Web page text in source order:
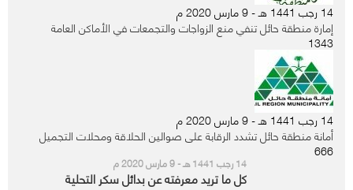
14 رجب 1441 هـ - 9 مارس 2020 م
إمارة منطقة حائل تنفي منع الزواجات والتجمعات في الأماكن العامة
1343
14 رجب 1441 هـ - 9 مارس 2020 م
أمانة منطقة حائل تشدد الرقابة على صوالين الحلاقة ومحلات التجميل
666
14 رجب 1441 هـ - 9 مارس 2020 م
كل ما تريد معرفته عن بدائل سكر التحلية